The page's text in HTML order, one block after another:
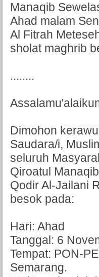
Manaqib
Ahad malam
Al Fitrah
sholat maghrib
........
Dimohon
Saudara/i,
seluruh
Qiroatul
Qodir Al-Jailani
besok pada:
Hari: Ahad
Tanggal: 6
Tempat: PON-
Semarang.